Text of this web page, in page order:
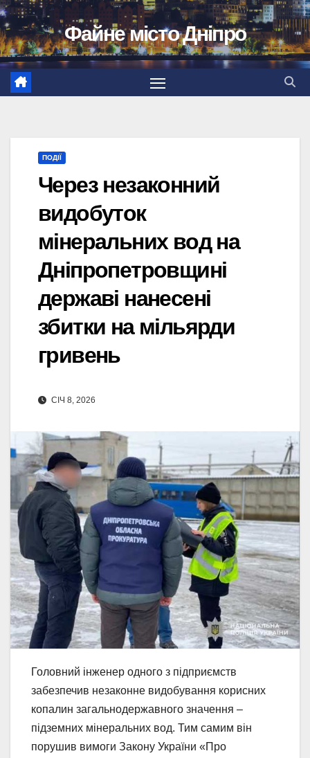
Перейти
до
вмісту
Файне місто Дніпро
ПОДІЇ
Через незаконний
видобуток
мінеральних вод на
Дніпропетровщині
державі нанесені
збитки на мільярди
гривень
СІЧ 8, 2026
Головний інженер одного з підприємств
забезпечив незаконне видобування корисних
копалин загальнодержавного значення –
підземних мінеральних вод. Тим самим він
порушив вимоги Закону України «Про